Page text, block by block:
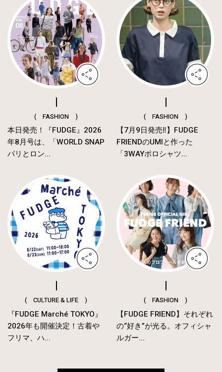
( FASHION )
本日発売！『FUDGE』2026
年8月号は、「WORLD SNAP
パリとロン...
( FASHION )
【7月9日発売‼︎】FUDGE
FRIENDのUMIと作った
「3WAYポロシャツ...
( CULTURE & LIFE )
『FUDGE Marché TOKYO』
2026年も開催決定！古着や
フリマ、ハ...
( FASHION )
【FUDGE FRIEND】それぞれ
の“好き”が光る。オフィシャ
ルガー...